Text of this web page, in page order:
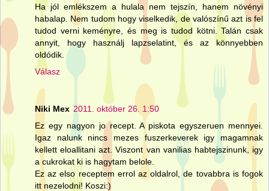
Ha jól emlékszem a hulala nem tejszín, hanem növényi
habalap. Nem tudom hogy viselkedik, de valószínű azt is fel
tudod verni keményre, és meg is tudod kötni. Talán csak
annyit, hogy használj lapzselatint, és az könnyebben
oldódik.
Válasz
Niki Mex 2011. október 26. 1:50
Ez egy nagyon jo recept. A piskota egyszeruen mennyei.
Igaz nalunk nincs mezes fuszerkeverek igy magamnak
kellett eloallitani azt. Viszont van vanilias habtejszinunk, igy
a cukrokat ki is hagytam belole.
Ez az elso receptem errol az oldalrol, de tovabbra is fogok
itt nezelodni! Koszi:)